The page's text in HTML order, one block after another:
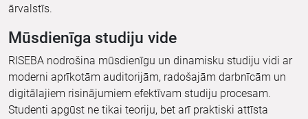
ārvalstīs.
Mūsdienīga studiju vide
RISEBA nodrošina mūsdienīgu un dinamisku studiju vidi ar
moderni aprīkotām auditorijām, radošajām darbnīcām un
digitālajiem risinājumiem efektīvam studiju procesam.
Studenti apgūst ne tikai teoriju, bet arī praktiski attīsta